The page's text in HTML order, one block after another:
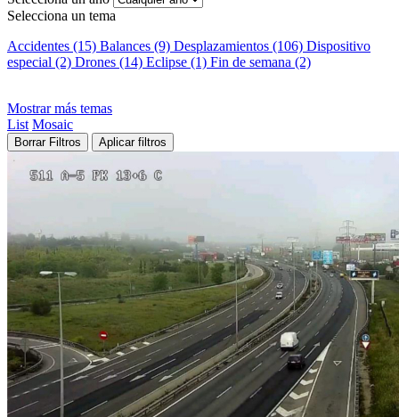
Selecciona un tema
Accidentes (15) Balances (9) Desplazamientos (106) Dispositivo
especial (2) Drones (14) Eclipse (1) Fin de semana (2)
Mostrar más temas
List Mosaic
Borrar Filtros Aplicar filtros